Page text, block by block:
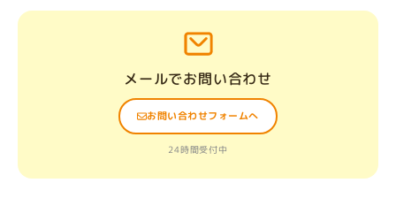
メールでお問い合わせ
お問い合わせフォームへ
24時間受付中